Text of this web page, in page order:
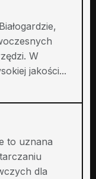
W
jakości...
to uznana
dla